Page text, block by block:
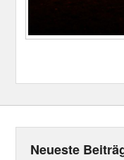
Neueste